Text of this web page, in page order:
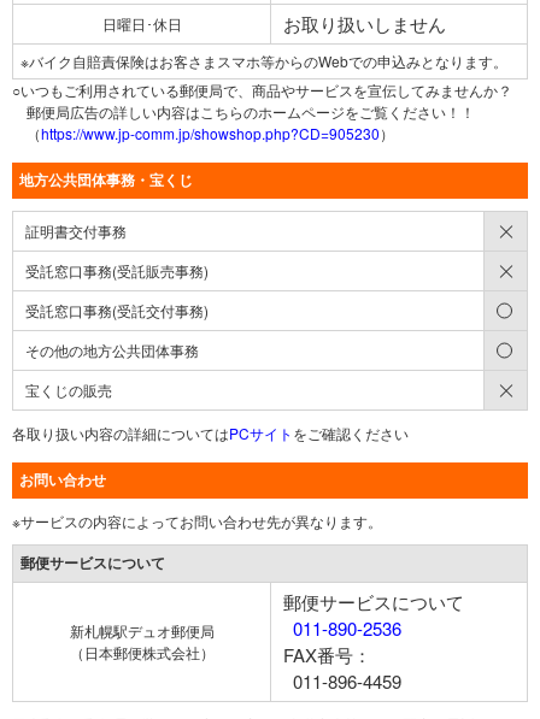
日曜日･休日 お取り扱いしません
※バイク自賠責保険はお客さまスマホ等からのWebでの申込みとなります。
○いつもご利用されている郵便局で、商品やサービスを宣伝してみませんか？
郵便局広告の詳しい内容はこちらのホームページをご覧ください！！
（https://www.jp-comm.jp/showshop.php?CD=905230）
地方公共団体事務・宝くじ
証明書交付事務
受託窓口事務(受託販売事務)
受託窓口事務(受託交付事務)
その他の地方公共団体事務
宝くじの販売
各取り扱い内容の詳細についてはPCサイト をご確認ください
お問い合わせ
※サービスの内容によってお問い合わせ先が異なります。
郵便サービスについて
新札幌駅デュオ郵便局
（日本郵便株式会社）
郵便サービスについて
011-890-2536
FAX番号：
011-896-4459